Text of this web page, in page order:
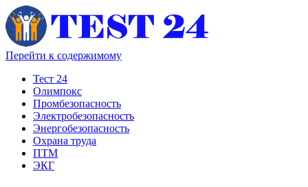
Перейти к содержимому
Тест 24
Олимпокс
Промбезопасность
Электробезопасность
Энергобезопасность
Охрана труда
ПТМ
ЭКГ